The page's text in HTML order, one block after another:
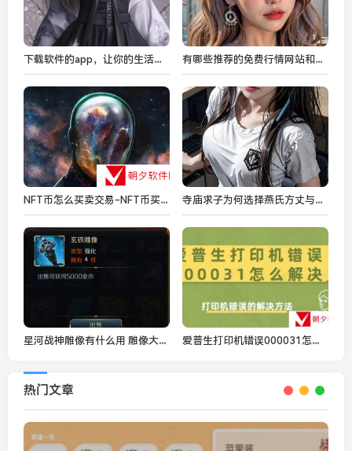
下载软件的app，让你的生活更轻松 有哪些推荐的免费行情网站和软件APP，能让你轻松掌握最新市场动态？
NFT币怎么买卖交易-NFT币买卖交易合集 寺庙求子为何选择燕氏方丈与驴根？
星河战神雕像有什么用 雕像大全介绍 爱普生打印机错误000031怎么解决 打印机错误的解决方法
热门文章